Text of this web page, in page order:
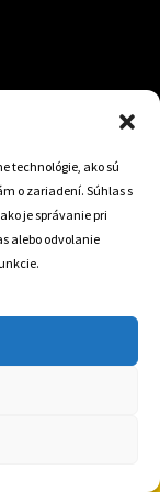
technológie, ako sú
o zariadení. Súhlas s
je správanie pri
alebo odvolanie